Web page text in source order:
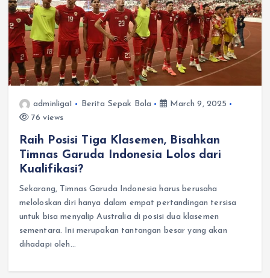
adminliga1 Berita Sepak Bola
March 9, 2025
76 views
Raih Posisi Tiga Klasemen, Bisahkan
Timnas Garuda Indonesia Lolos dari
Kualifikasi?
Sekarang, Timnas Garuda Indonesia harus berusaha
meloloskan diri hanya dalam empat pertandingan tersisa
untuk bisa menyalip Australia di posisi dua klasemen
sementara. Ini merupakan tantangan besar yang akan
dihadapi oleh…